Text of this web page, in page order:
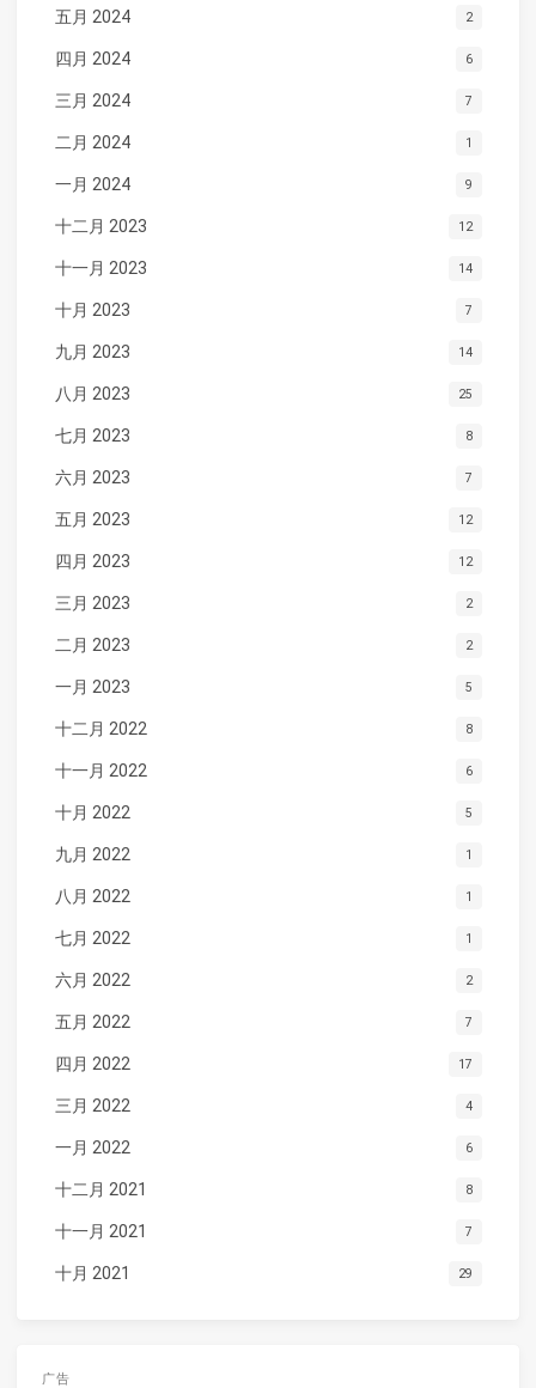
五月 2024 2
四月 2024 6
三月 2024 7
二月 2024 1
一月 2024 9
十二月 2023 12
十一月 2023 14
十月 2023 7
九月 2023 14
八月 2023 25
七月 2023 8
六月 2023 7
五月 2023 12
四月 2023 12
三月 2023 2
二月 2023 2
一月 2023 5
十二月 2022 8
十一月 2022 6
十月 2022 5
九月 2022 1
八月 2022 1
七月 2022 1
六月 2022 2
五月 2022 7
四月 2022 17
三月 2022 4
一月 2022 6
十二月 2021 8
十一月 2021 7
十月 2021 29
广告